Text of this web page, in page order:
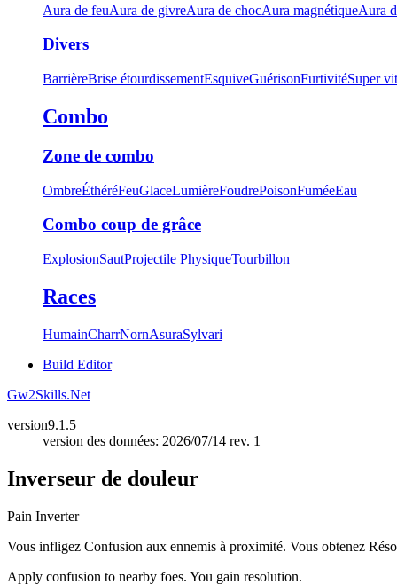
Aura de feuAura de givreAura de chocAura magnétiqueAura
Divers
BarrièreBrise étourdissementEsquiveGuérisonFurtivitéSuper
Combo
Zone de combo
OmbreÉthéréFeuGlaceLumièreFoudrePoisonFuméeEau
Combo coup de grâce
ExplosionSautProjectile PhysiqueTourbillon
Races
HumainCharrNornAsuraSylvari
Build Editor
Gw2Skills.Net
version9.1.5
version des données: 2026/07/14 rev. 1
Inverseur de douleur
Pain Inverter
Vous infligez Confusion aux ennemis à proximité. Vous obtenez
Apply confusion to nearby foes. You gain resolution.